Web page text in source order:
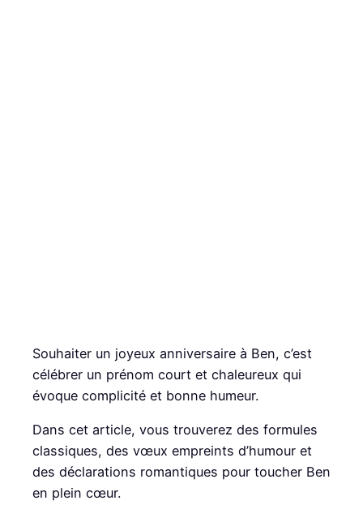
Souhaiter un joyeux anniversaire à Ben, c’est
célébrer un prénom court et chaleureux qui
évoque complicité et bonne humeur.
Dans cet article, vous trouverez des formules
classiques, des vœux empreints d’humour et
des déclarations romantiques pour toucher Ben
en plein cœur.